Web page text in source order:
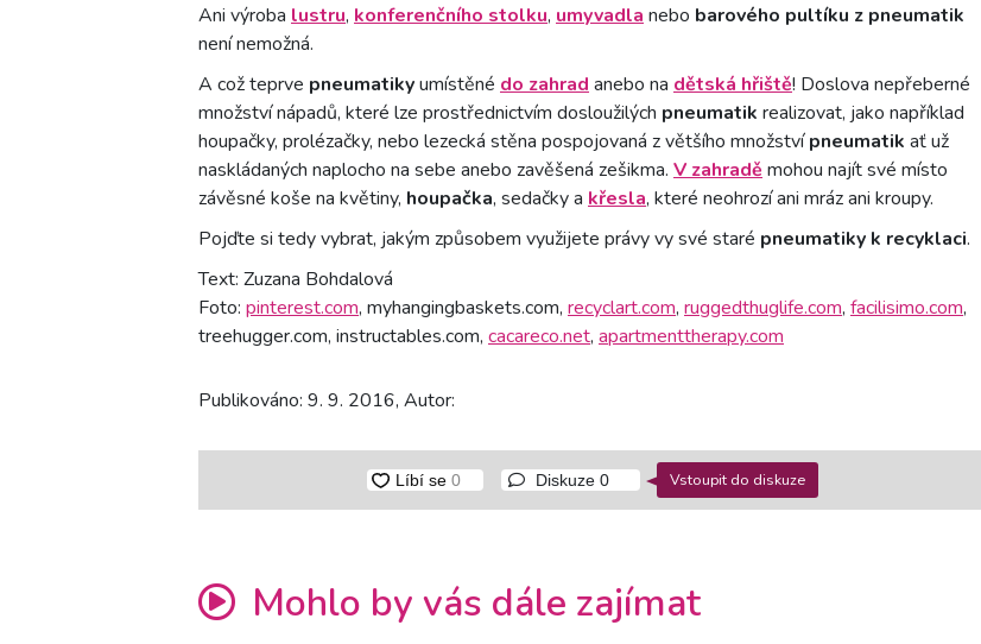
Ani výroba lustru, konferenčního stolku, umyvadla nebo barového pultíku z pneumatik
není nemožná.
A což teprve pneumatikyumístěné do zahrad anebo na dětská hřiště! Doslova nepřeberné
množství nápadů, které lze prostřednictvím dosloužilých pneumatik realizovat, jako například
houpačky, prolézačky, nebo lezecká stěna pospojovaná z většího množstvípneumatik ať už
naskládaných naplocho na sebe anebo zavěšená zešikma. V zahradě mohou najít své místo
závěsné koše na květiny, houpačka, sedačky a křesla, které neohrozí ani mráz ani kroupy.
Pojďte si tedy vybrat, jakým způsobem využijete právy vy své staré pneumatiky k recyklaci.
Text: Zuzana Bohdalová
Foto: pinterest.com, myhangingbaskets.com, recyclart.com, ruggedthuglife.com, facilisimo.com,
treehugger.com, instructables.com, cacareco.net, apartmenttherapy.com
Publikováno: 9. 9. 2016, Autor:
Diskuze0 Vstoupit do diskuze
Mohlo by vás dále zajímat